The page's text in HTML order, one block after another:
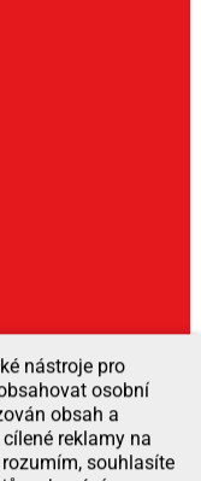
nástroje pro
osobní
obsah a
reklamy na
souhlasíte